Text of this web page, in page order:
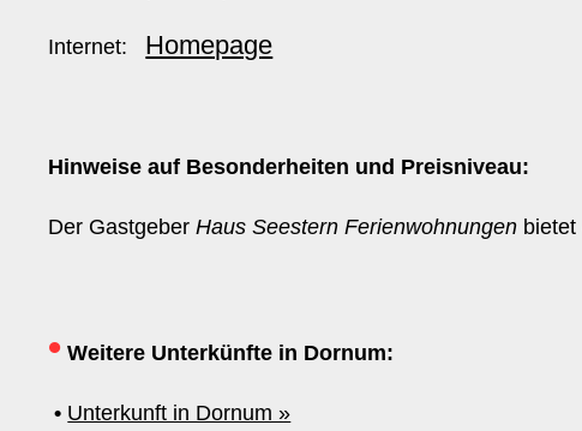
Internet: Homepage
Hinweise auf Besonderheiten und Preisniveau:
Der GastgeberHaus Seestern Ferienwohnungen bietet
• Weitere Unterkünfte in Dornum:
• Unterkunft in Dornum »